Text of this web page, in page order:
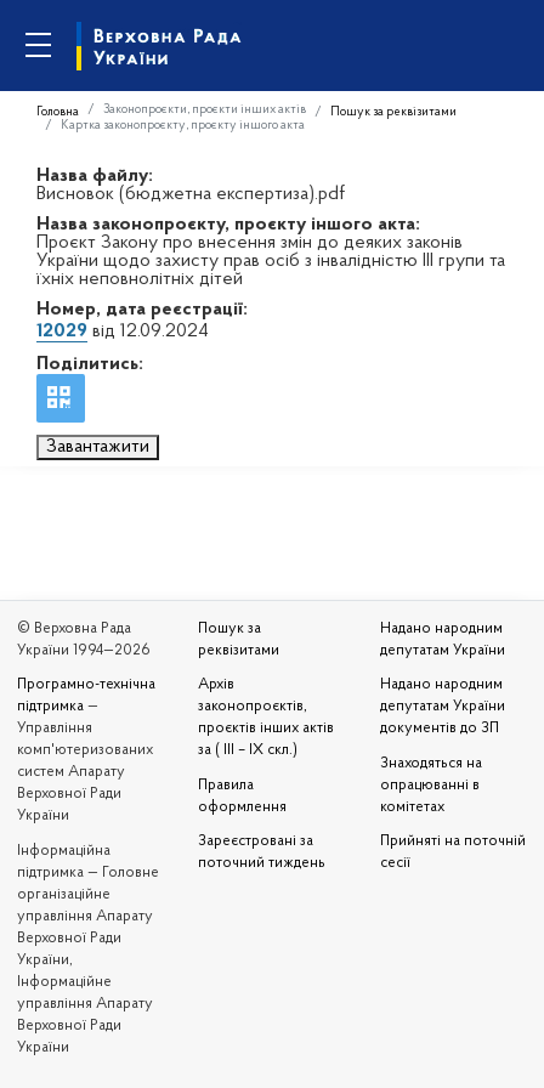
Головна Законопроєкти, проєкти інших актів
Пошук за реквізитами
Картка законопроєкту, проєкту іншого акта
Назва файлу:
Висновок (бюджетна експертиза).pdf
Назва законопроєкту, проєкту іншого акта:
Проєкт Закону про внесення змін до деяких законів
України щодо захисту прав осіб з інвалідністю ІІІ групи та
їхніх неповнолітніх дітей
Номер, дата реєстрації:
12029 від 12.09.2024
Поділитись:
Завантажити
© Верховна Рада
України 1994—2026
Програмно-технічна
підтримка —
Управління
комп'ютеризованих
систем Апарату
Верховної Ради
України
Iнформаційна
підтримка — Головне
організаційне
управління Апарату
Верховної Ради
України,
Інформаційне
управління Апарату
Верховної Ради
України
Пошук за
реквізитами
Архів
законопроєктів,
проєктів інших актів
за ( III – IX скл.)
Правила
оформлення
Зареєстровані за
поточний тиждень
Надано народним
депутатам України
Надано народним
депутатам України
документів до ЗП
Знаходяться на
опрацюванні в
комітетах
Прийняті на поточній
сесії